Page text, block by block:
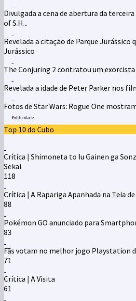
Divulgada a cena de abertura da
of S.H...
Revelada a citação de Parque Jurássico
Jurássico
The Conjuring 2 contratou um
Revelada a idade de Peter Parker nos
Fotos de Star Wars: Rogue One
Publicidade
Top 10 do Cubo
Crítica | Shimoneta to Iu Gainen ga
Sekai
118
Crítica | A Rapariga Apanhada na Teia
88
Pokémon GO anunciado para
83
Fãs votam no melhor jogo Playstation
71
Crítica | A Visita
61